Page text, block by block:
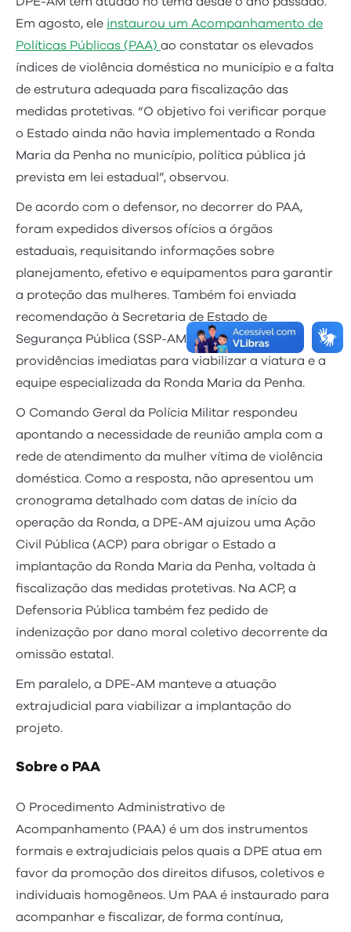
Em agosto, ele instaurou um Acompanhamento de
Políticas Públicas (PAA) ao constatar os elevados
índices de violência doméstica no município e a falta
de estrutura adequada para fiscalização das
medidas protetivas. “O objetivo foi verificar porque
o Estado ainda não havia implementado a Ronda
Maria da Penha no município, política pública já
prevista em lei estadual”, observou.
De acordo com o defensor, no decorrer do PAA,
foram expedidos diversos ofícios a órgãos
estaduais, requisitando informações sobre
planejamento, efetivo e equipamentos para garantir
a proteção das mulheres. Também foi enviada
recomendação à Secretaria de Estado de
Segurança Pública (SSP-AM), cobrando
providências imediatas para viabilizar a viatura e a
equipe especializada da Ronda Maria da Penha.
O Comando Geral da Polícia Militar respondeu
apontando a necessidade de reunião ampla com a
rede de atendimento da mulher vítima de violência
doméstica. Como a resposta, não apresentou um
cronograma detalhado com datas de início da
operação da Ronda, a DPE-AM ajuizou uma Ação
Civil Pública (ACP) para obrigar o Estado a
implantação da Ronda Maria da Penha, voltada à
fiscalização das medidas protetivas. Na ACP, a
Defensoria Pública também fez pedido de
indenização por dano moral coletivo decorrente da
omissão estatal.
Em paralelo, a DPE-AM manteve a atuação
extrajudicial para viabilizar a implantação do
projeto.
Sobre o PAA
O Procedimento Administrativo de
Acompanhamento (PAA) é um dos instrumentos
formais e extrajudiciais pelos quais a DPE atua em
favor da promoção dos direitos difusos, coletivos e
individuais homogêneos. Um PAA é instaurado para
acompanhar e fiscalizar, de forma contínua,